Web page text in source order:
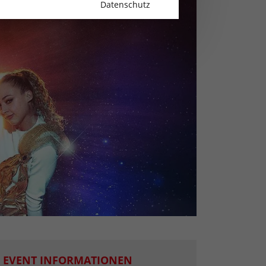
EVENT INFORMATIONEN
Datenschutz